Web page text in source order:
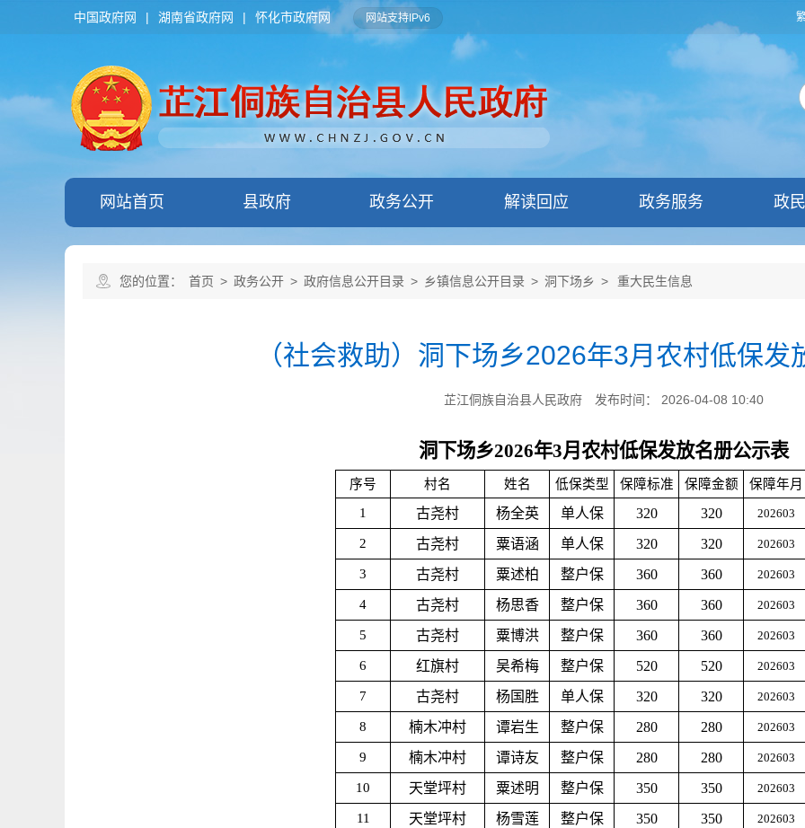
中国政府网 | 湖南省政府网 | 怀化市政府网 网站支持IPv6
网站首页 县政府 政务公开 解读回应 政务服务 政
您的位置： 首页 > 政务公开 > 政府信息公开目录 > 乡镇信息公开目录 > 洞下场乡 > 重大民生信息
（社会救助）洞下场乡2026年3月农村低保发
芷江侗族自治县人民政府 发布时间： 2026-04-08 10:40
洞下场乡2026年3月农村低保发放名册公示表
序号 村名 姓名 低保类型 保障标准 保障金额
保障年月
1
古尧村 杨全英 单人保 320 320 202603
2 古尧村 粟语涵 单人保 320 320 202603
3 古尧村 粟述柏 整户保 360 360 202603
4 古尧村 杨思香 整户保 360 360 202603
5 古尧村 粟博洪 整户保 360 360 202603
6 红旗村 吴希梅 整户保 520 520 202603
7 古尧村 杨国胜 单人保 320 320 202603
8 楠木冲村 谭岩生 整户保 280 280 202603
9 楠木冲村 谭诗友 整户保 280 280 202603
10 天堂坪村 粟述明 整户保 350 350 202603
11 天堂坪村 杨雪莲 整户保 350 350 202603